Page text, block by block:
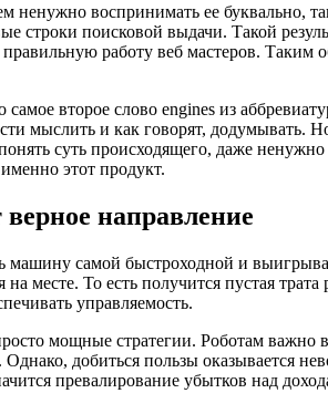
воспринимать ее буквально,
поисковой выдачи. Такой
работу веб мастеров. Таким
самое второе слово engines из
мыслить и как говорят, додумывать.
суть происходящего, даже
этот продукт.
направление
машину самой быстроходной и
месте. То есть получится пустая
управляемость.
мощные стратегии. Роботам важно
добиться пользы оказывается
превалирование убытков над